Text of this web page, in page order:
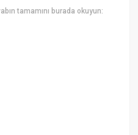
tamamını burada okuyun: